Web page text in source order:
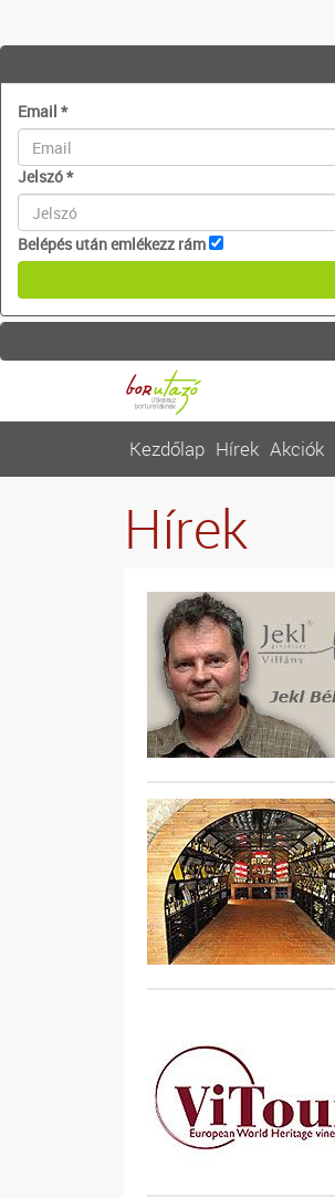
Email *
Jelszó*
Belépés után emlékezz rám
Kezdőlap Hírek Akciók
Hírek